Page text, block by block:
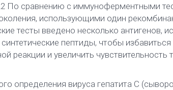
По сравнению с иммуноферментными
использующими один
тесты введено несколько антигенов,
пептиды, чтобы избавиться
реакции и увеличить чувствительность
определения вируса гепатита C